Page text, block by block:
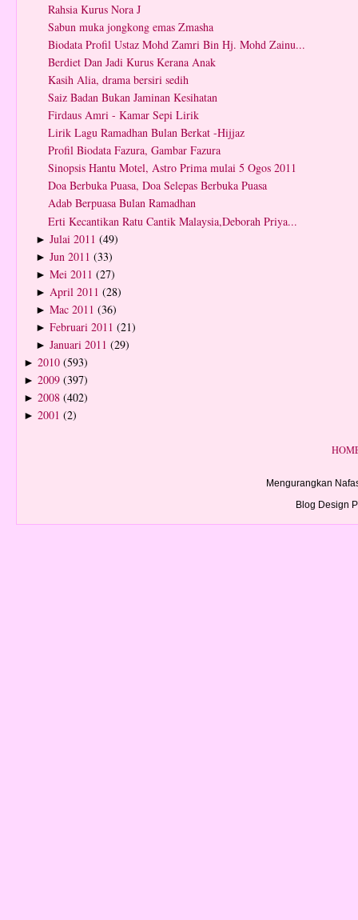
Rahsia Kurus Nora J
Sabun muka jongkong emas Zmasha
Biodata Profil Ustaz Mohd Zamri Bin Hj. Mohd Zainu...
Berdiet Dan Jadi Kurus Kerana Anak
Kasih Alia, drama bersiri sedih
Saiz Badan Bukan Jaminan Kesihatan
Firdaus Amri - Kamar Sepi Lirik
Lirik Lagu Ramadhan Bulan Berkat -Hijjaz
Profil Biodata Fazura, Gambar Fazura
Sinopsis Hantu Motel, Astro Prima mulai 5 Ogos 2011
Doa Berbuka Puasa, Doa Selepas Berbuka Puasa
Adab Berpuasa Bulan Ramadhan
Erti Kecantikan Ratu Cantik Malaysia,Deborah Priya...
► Julai 2011 (49)
► Jun 2011 (33)
► Mei 2011 (27)
► April 2011 (28)
► Mac 2011 (36)
► Februari 2011 (21)
► Januari 2011 (29)
► 2010 (593)
► 2009 (397)
► 2008 (402)
► 2001 (2)
Mengurangkan
Blog Design